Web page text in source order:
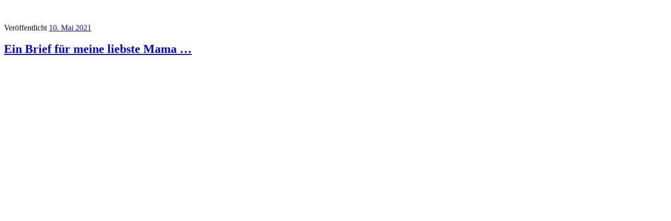
Veröffentlicht 10. Mai 2021
Ein Brief für meine liebste Mama …